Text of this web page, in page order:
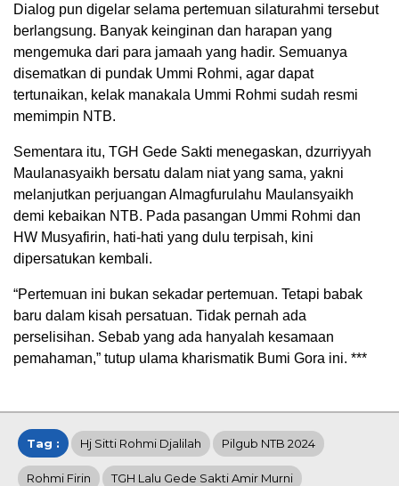
Dialog pun digelar selama pertemuan silaturahmi tersebut
berlangsung. Banyak keinginan dan harapan yang
mengemuka dari para jamaah yang hadir. Semuanya
disematkan di pundak Ummi Rohmi, agar dapat
tertunaikan, kelak manakala Ummi Rohmi sudah resmi
memimpin NTB.
Sementara itu, TGH Gede Sakti menegaskan, dzurriyyah
Maulanasyaikh bersatu dalam niat yang sama, yakni
melanjutkan perjuangan Almagfurulahu Maulansyaikh
demi kebaikan NTB. Pada pasangan Ummi Rohmi dan
HW Musyafirin, hati-hati yang dulu terpisah, kini
dipersatukan kembali.
“Pertemuan ini bukan sekadar pertemuan. Tetapi babak
baru dalam kisah persatuan. Tidak pernah ada
perselisihan. Sebab yang ada hanyalah kesamaan
pemahaman,” tutup ulama kharismatik Bumi Gora ini. ***
Tag : Hj Sitti Rohmi Djalilah Pilgub NTB 2024
Rohmi Firin TGH Lalu Gede Sakti Amir Murni